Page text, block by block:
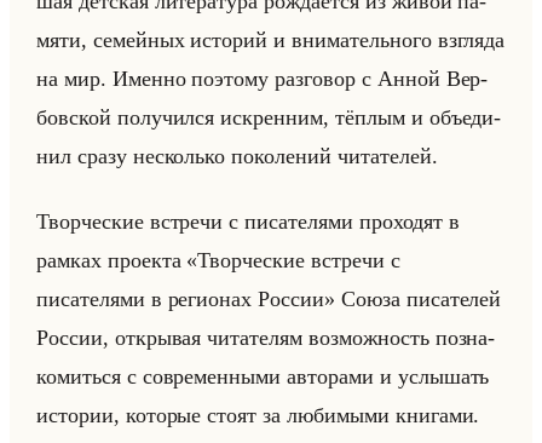
мя­ти, се­мейных ис­то­рий и вни­ма­тельно­го взгля­да
на мир. Имен­но по­это­му раз­го­вор с Анной Вер­
бов­ской по­лу­чил­ся ис­крен­ним, тёп­лым и объеди­
нил сразу несколько по­ко­ле­ний чи­та­те­лей.
Твор­че­ские встре­чи с пи­са­те­ля­ми про­хо­дят в
рам­ках про­ек­та «Творческие встречи с
писателями в регионах России» Союза пи­са­те­лей
Рос­сии, от­кры­вая чи­та­те­лям воз­мож­ность по­зна­
ко­миться с со­вре­мен­ны­ми ав­то­ра­ми и услы­шать
ис­то­рии, ко­то­рые стоят за лю­би­мы­ми кни­га­ми.